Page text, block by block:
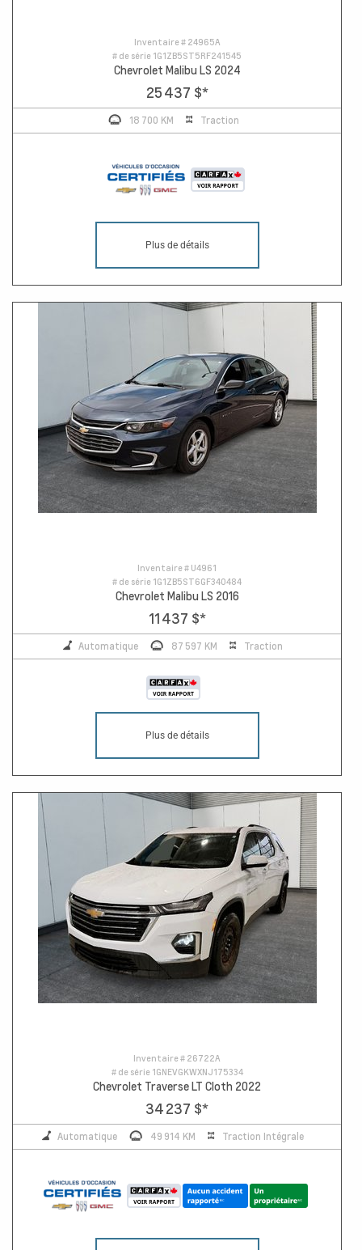
Inventaire # 24965A
# de série 1G1ZB5ST5RF241545
Chevrolet Malibu LS 2024
25 437 $*
18 700 KM Traction
Plus de détails
Inventaire # U4961
# de série 1G1ZB5ST6GF340484
Chevrolet Malibu LS 2016
11 437 $*
Automatique 87 597 KM Traction
Plus de détails
Inventaire # 26722A
# de série 1GNEVGKWXNJ175334
Chevrolet Traverse LT Cloth 2022
34 237 $*
Automatique 49 914 KM Traction Intégrale